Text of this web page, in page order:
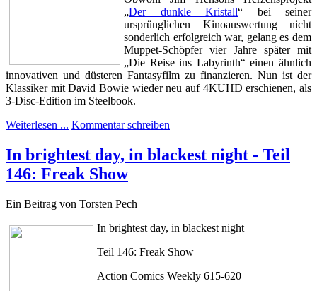
„Der dunkle Kristall“ bei seiner
ursprünglichen Kinoauswertung nicht
sonderlich erfolgreich war, gelang es dem
Muppet-Schöpfer vier Jahre später mit
„Die Reise ins Labyrinth“ einen ähnlich
innovativen und düsteren Fantasyfilm zu finanzieren. Nun ist der
Klassiker mit David Bowie wieder neu auf 4KUHD erschienen, als
3-Disc-Edition im Steelbook.
Weiterlesen ... Kommentar schreiben
In brightest day, in blackest night - Teil
146: Freak Show
Ein Beitrag von Torsten Pech
In brightest day, in blackest night
Teil 146: Freak Show
Action Comics Weekly 615-620